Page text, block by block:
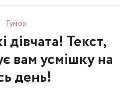
Гумор
дівчата! Текст,
вам усмішку на
день!